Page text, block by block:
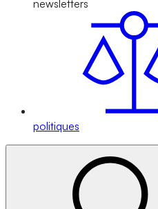
newsletters
politiques